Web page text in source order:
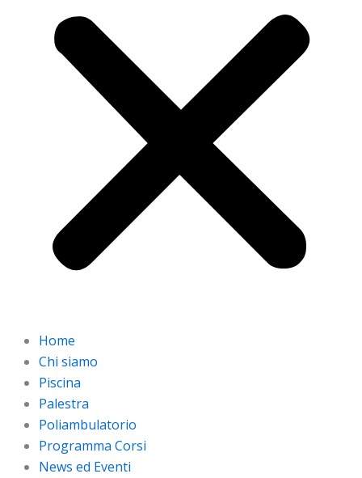
Home
Chi siamo
Piscina
Palestra
Poliambulatorio
Programma Corsi
News ed Eventi